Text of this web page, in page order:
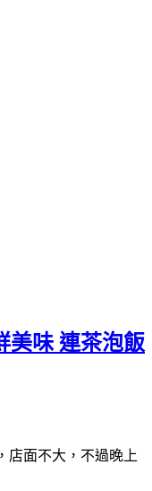
美味 連茶泡飯
店面不大，不過晚上